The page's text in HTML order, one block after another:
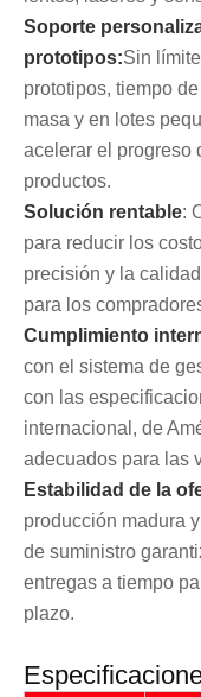
Soporte
prototipos:Sin
prototipos, tiempo
masa y en lotes
acelerar el progreso
productos.
Solución rentable:
para reducir los
precisión y la
para los
Cumplimiento
con el sistema de
con las
internacional, de
adecuados para las
Estabilidad de la
producción madura
de suministro
entregas a tiempo
plazo.